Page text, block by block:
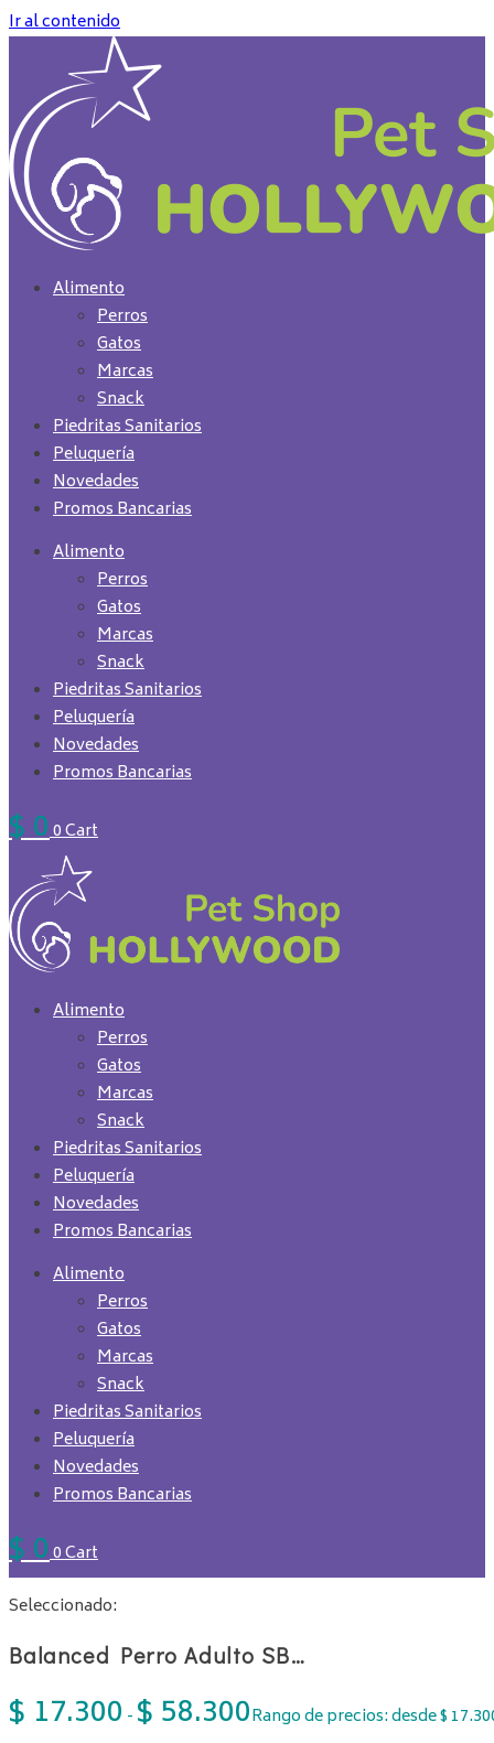
Ir al contenido
Alimento
Perros
Gatos
Marcas
Snack
Piedritas Sanitarios
Peluquería
Novedades
Promos Bancarias
Alimento
Perros
Gatos
Marcas
Snack
Piedritas Sanitarios
Peluquería
Novedades
Promos Bancarias
$00Cart
Alimento
Perros
Gatos
Marcas
Snack
Piedritas Sanitarios
Peluquería
Novedades
Promos Bancarias
Alimento
Perros
Gatos
Marcas
Snack
Piedritas Sanitarios
Peluquería
Novedades
Promos Bancarias
$00Cart
Seleccionado:
Balanced Perro Adulto SB…
$ 17.300 - $58.300Rango de precios: desde $